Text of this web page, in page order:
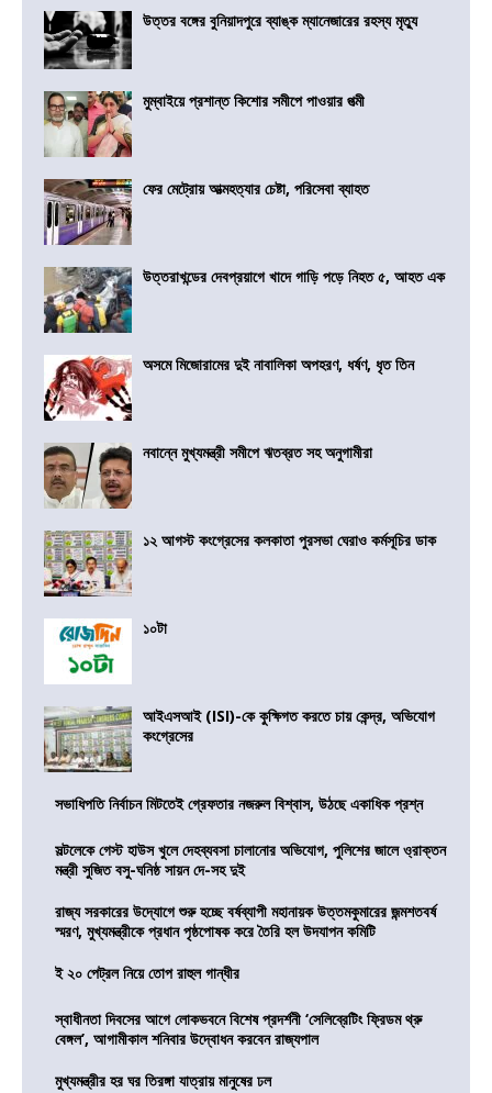
উত্তর বঙ্গের বুনিয়াদপুরে ব্যাঙ্ক ম্যানেজারের রহস্য মৃত্যু
মুম্বাইয়ে প্রশান্ত কিশোর সমীপে পাওয়ার পত্মী
ফের মেট্রোয় আত্মহত্যার চেষ্টা, পরিসেবা ব্যাহত
উত্তরাখন্ডের দেবপ্রয়াগে খাদে গাড়ি পড়ে নিহত ৫, আহত এক
অসমে মিজোরামের দুই নাবালিকা অপহরণ, ধর্ষণ, ধৃত তিন
নবান্নে মুখ্যমন্ত্রী সমীপে ঋতব্রত সহ অনুগামীরা
১২ আগস্ট কংগ্রেসের কলকাতা পুরসভা ঘেরাও কর্মসূচির ডাক
১০টা
আইএসআই (ISI)-কে কুক্ষিগত করতে চায় কেন্দ্র, অভিযোগ
কংগ্রেসের
সভাধিপতি নির্বাচন মিটতেই গ্রেফতার নজরুল বিশ্বাস, উঠছে একাধিক প্রশ্ন
সল্টলেকে গেস্ট হাউস খুলে দেহব্যবসা চালানোর অভিযোগ, পুলিশের জালে ও্রাক্তন
মন্ত্রী সুজিত বসু-ঘনিষ্ঠ সায়ন দে-সহ দুই
রাজ্য সরকারের উদ্যোগে শুরু হচ্ছে বর্ষব্যাপী মহানায়ক উত্তমকুমারের জন্মশতবর্ষ
স্মরণ, মুখ্যমন্ত্রীকে প্রধান পৃষ্ঠপোষক করে তৈরি হল উদযাপন কমিটি
ই ২০ পেট্রল নিয়ে তোপ রাহুল গান্ধীর
স্বাধীনতা দিবসের আগে লোকভবনে বিশেষ প্রদর্শনী ‘সেলিব্রেটিং ফ্রিডম থ্রু
বেঙ্গল’, আগামীকাল শনিবার উদ্বোধন করবেন রাজ্যপাল
মুখ্যমন্ত্রীর হর ঘর তিরঙ্গা যাত্রায় মানুষের ঢল